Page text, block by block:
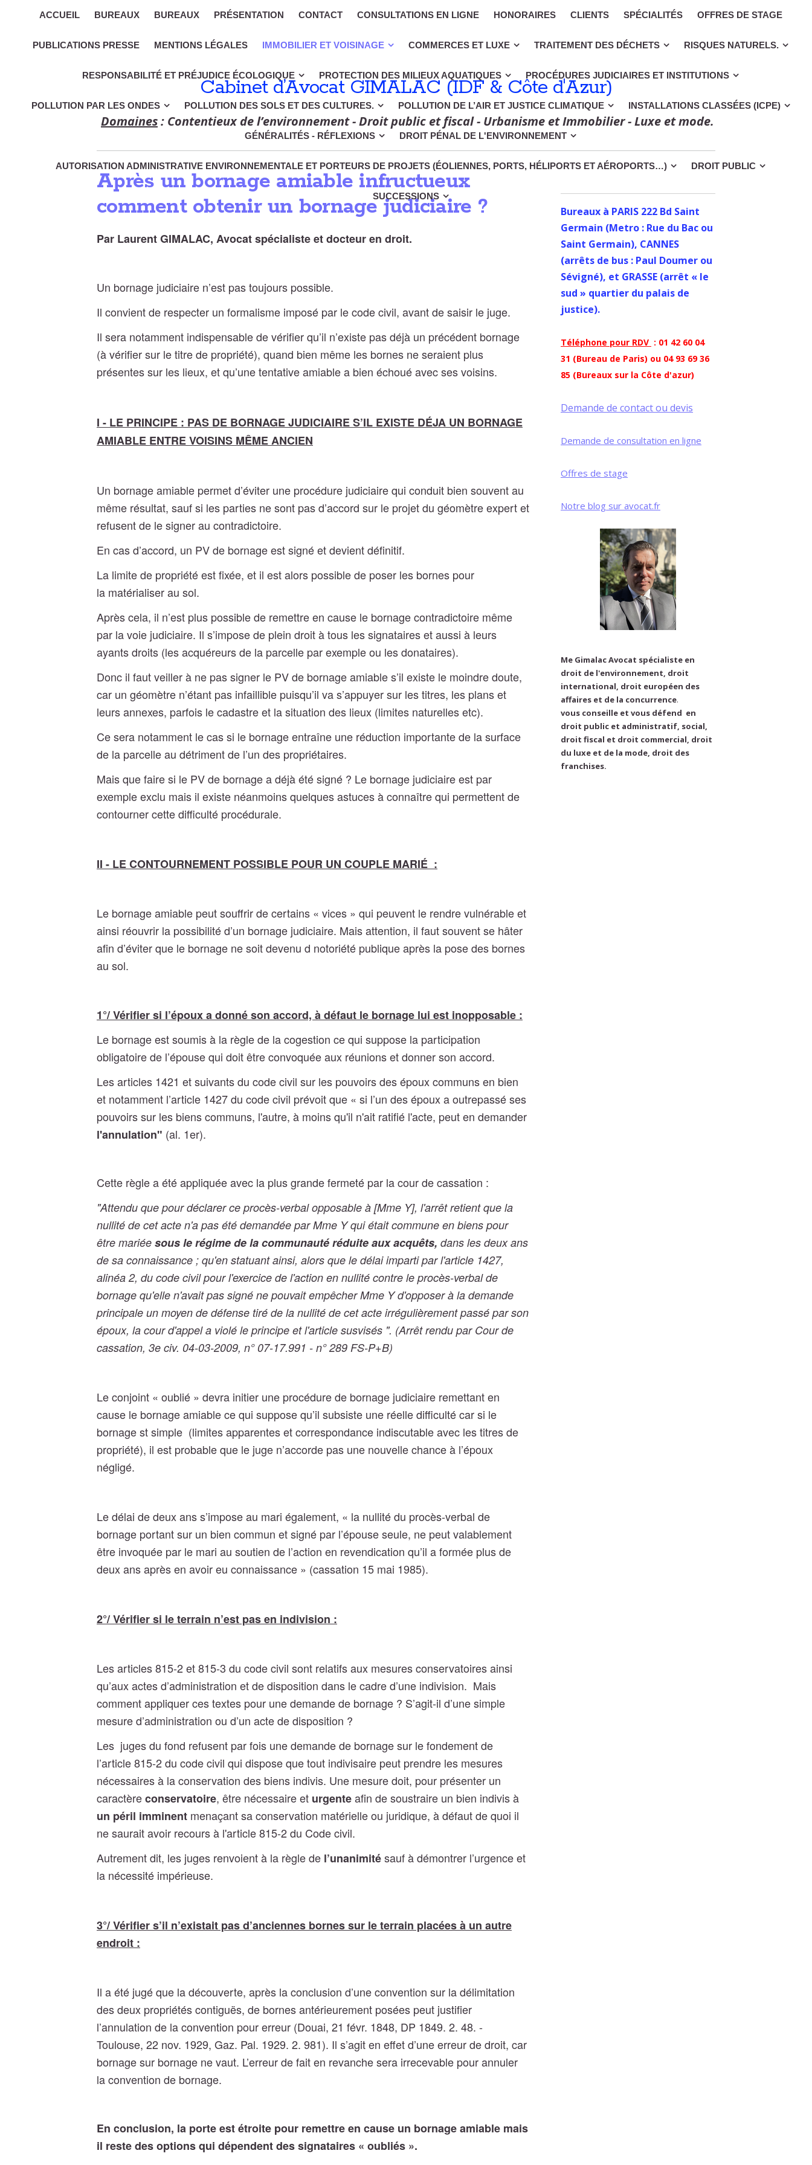
ACCUEIL BUREAUX BUREAUX PRÉSENTATION CONTACT CONSULTATIONS EN LIGNE HONORAIRES CLIENTS SPÉCIALITÉS OFFRES DE STAGE
PUBLICATIONS PRESSE MENTIONS LÉGALES IMMOBILIER ET VOISINAGE COMMERCES ET LUXE TRAITEMENT DES DÉCHETS RISQUES NATURELS.
RESPONSABILITÉ ET PRÉJUDICE ÉCOLOGIQUE PROTECTION DES MILIEUX AQUATIQUES PROCÉDURES JUDICIAIRES ET INSTITUTIONS
POLLUTION PAR LES ONDES POLLUTION DES SOLS ET DES CULTURES. POLLUTION DE L’AIR ET JUSTICE CLIMATIQUE INSTALLATIONS CLASSÉES (ICPE)
GÉNÉRALITÉS - RÉFLEXIONS DROIT PÉNAL DE L'ENVIRONNEMENT
AUTORISATION ADMINISTRATIVE ENVIRONNEMENTALE ET PORTEURS DE PROJETS (ÉOLIENNES, PORTS, HÉLIPORTS ET AÉROPORTS…) DROIT PUBLIC
SUCCESSIONS
Cabinet d’Avocat GIMALAC (IDF & Côte d'Azur)
Domaines: Contentieux de l’environnement - Droit public et fiscal - Urbanisme et Immobilier - Luxe et mode.
Après un bornage amiable infructueux
comment obtenir un bornage judiciaire ?
Par Laurent GIMALAC, Avocat spécialiste et docteur en droit.
Un bornage judiciaire n’est pas toujours possible.
Il convient de respecter un formalisme imposé par le code civil, avant de saisir le juge.
Il sera notamment indispensable de vérifier qu’il n’existe pas déjà un précédent bornage
(à vérifier sur le titre de propriété), quand bien même les bornes ne seraient plus
présentes sur les lieux, et qu’une tentative amiable a bien échoué avec ses voisins.
I - LE PRINCIPE : PAS DE BORNAGE JUDICIAIRE S’IL EXISTE DÉJA UN BORNAGE
AMIABLE ENTRE VOISINS MÊME ANCIEN
Un bornage amiable permet d’éviter une procédure judiciaire qui conduit bien souvent au
même résultat, sauf si les parties ne sont pas d’accord sur le projet du géomètre expert et
refusent de le signer au contradictoire.
En cas d’accord, un PV de bornage est signé et devient définitif.
La limite de propriété est fixée, et il est alors possible de poser les bornes pour
la matérialiser au sol.
Après cela, il n’est plus possible de remettre en cause le bornage contradictoire même
par la voie judiciaire. Il s’impose de plein droit à tous les signataires et aussi à leurs
ayants droits (les acquéreurs de la parcelle par exemple ou les donataires).
Donc il faut veiller à ne pas signer le PV de bornage amiable s’il existe le moindre doute,
car un géomètre n’étant pas infaillible puisqu’il va s’appuyer sur les titres, les plans et
leurs annexes, parfois le cadastre et la situation des lieux (limites naturelles etc).
Ce sera notamment le cas si le bornage entraîne une réduction importante de la surface
de la parcelle au détriment de l’un des propriétaires.
Mais que faire si le PV de bornage a déjà été signé ? Le bornage judiciaire est par
exemple exclu mais il existe néanmoins quelques astuces à connaître qui permettent de
contourner cette difficulté procédurale.
II - LE CONTOURNEMENT POSSIBLE POUR UN COUPLE MARIÉ :
Le bornage amiable peut souffrir de certains « vices » qui peuvent le rendre vulnérable et
ainsi réouvrir la possibilité d’un bornage judiciaire. Mais attention, il faut souvent se hâter
afin d’éviter que le bornage ne soit devenu d notoriété publique après la pose des bornes
au sol.
1°/ Vérifiersi l’époux a donné son accord, à défaut le bornage lui est inopposable :
Le bornage est soumis à la règle de la cogestion ce qui suppose la participation
obligatoire de l’épouse qui doit être convoquée aux réunions et donner son accord.
Les articles 1421 et suivants du code civil sur les pouvoirs des époux communs en bien
et notamment l’article 1427 du code civil prévoit que « si l’un des époux a outrepassé ses
pouvoirs sur les biens communs, l'autre, à moins qu'il n'ait ratifié l'acte, peut en demander
l'annulation" (al. 1er).
Cette règle a été appliquée avec la plus grande fermeté par la cour de cassation :
"Attendu que pour déclarer ce procès-verbal opposable à [Mme Y], l'arrêt retient que la
nullité de cet acte n'a pas été demandée par Mme Y qui était commune en biens pour
être mariée sous le régime de la communauté réduite aux acquêts, dans les deux ans
de sa connaissance ; qu'en statuant ainsi, alors que le délai imparti par l'article 1427,
alinéa 2, du code civil pour l'exercice de l'action en nullité contre le procès-verbal de
bornage qu'elle n'avait pas signé ne pouvait empêcher Mme Y d'opposer à la demande
principale un moyen de défense tiré de la nullité de cet acte irrégulièrement passé par son
époux, la cour d'appel a violé le principe et l'article susvisés ". (Arrêt rendu par Cour de
cassation, 3e civ. 04-03-2009, n° 07-17.991 - n° 289 FS-P+B)
Le conjoint « oublié » devra initier une procédure de bornage judiciaire remettant en
cause le bornage amiable ce qui suppose qu’il subsiste une réelle difficulté car si le
bornage st simple (limites apparentes et correspondance indiscutable avec les titres de
propriété), il est probable que le juge n’accorde pas une nouvelle chance à l’époux
négligé.
Le délai de deux ans s’impose au mari également, « la nullité du procès-verbal de
bornage portant sur un bien commun et signé par l’épouse seule, ne peut valablement
être invoquée par le mari au soutien de l’action en revendication qu’il a formée plus de
deux ans après en avoir eu connaissance » (cassation 15 mai 1985).
2°/ Vérifier si le terrain n’est pas en indivision :
Les articles 815-2 et 815-3 du code civil sont relatifs aux mesures conservatoires ainsi
qu’aux actes d’administration et de disposition dans le cadre d’une indivision. Mais
comment appliquer ces textes pour une demande de bornage ? S’agit-il d’une simple
mesure d’administration ou d’un acte de disposition ?
Les juges du fond refusent par fois une demande de bornage sur le fondement de
l’article 815-2 du code civil qui dispose que tout indivisaire peut prendre les mesures
nécessaires à la conservation des biens indivis. Une mesure doit, pour présenter un
caractèreconservatoire, être nécessaire et urgenteafin de soustraire un bien indivis à
un péril imminent menaçant sa conservation matérielle ou juridique, à défaut de quoi il
ne saurait avoir recours à l'article 815-2 du Code civil.
Autrement dit, les juges renvoient à la règle de l’unanimitésauf à démontrer l’urgence et
la nécessité impérieuse.
3°/ Vérifier s’il n’existait pas d’anciennes bornes sur le terrain placées à un autre
endroit :
Il a été jugé que la découverte, après la conclusion d’une convention sur la délimitation
des deux propriétés contiguës, de bornes antérieurement posées peut justifier
l’annulation de la convention pour erreur (Douai, 21 févr. 1848, DP 1849. 2. 48. -
Toulouse, 22 nov. 1929, Gaz. Pal. 1929. 2. 981). Il s’agit en effet d’une erreur de droit, car
bornage sur bornage ne vaut. L’erreur de fait en revanche sera irrecevable pour annuler
la convention de bornage.
En conclusion, la porte est étroite pour remettre en cause un bornage amiable mais
il reste des options qui dépendent des signataires « oubliés ».
Bureaux à PARIS 222 Bd Saint
Germain (Metro : Rue du Bac ou
Saint Germain), CANNES
(arrêts de bus : Paul Doumer ou
Sévigné), et GRASSE (arrêt « le
sud » quartier du palais de
justice).
Téléphone pour RDV : 01 42 60 04
31 (Bureau de Paris) ou 04 93 69 36
85 (Bureaux sur la Côte d'azur)
Demande de contact ou devis
Demande de consultation en ligne
Offres de stage
Notre blog sur avocat.fr
Me Gimalac Avocat spécialiste en
droit de l'environnement, droit
international, droit européen des
affaires et de la concurrence.
vous conseille et vous défend en
droit public et administratif, social,
droit fiscal et droit commercial, droit
du luxe et de la mode, droit des
franchises.